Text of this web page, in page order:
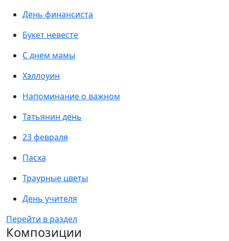
День финансиста
Букет невесте
С днем мамы
Хэллоуин
Напоминание о важном
Татьянин день
23 февраля
Пасха
Траурные цветы
День учителя
Перейти в раздел
Композиции